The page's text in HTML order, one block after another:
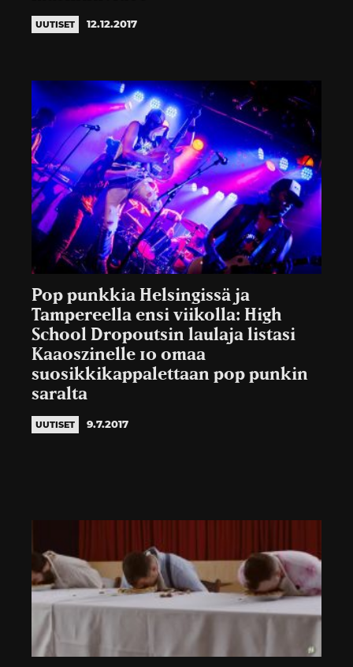
UUTISET 12.12.2017
Pop punkkia Helsingissä ja
Tampereella ensi viikolla: High
School Dropoutsin laulaja listasi
Kaaoszinelle 10 omaa
suosikkikappalettaan pop punkin
saralta
UUTISET 9.7.2017